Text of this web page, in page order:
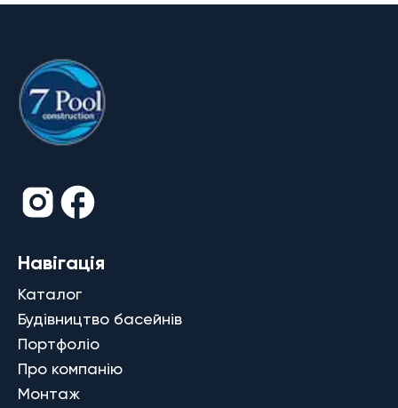
Навігація
Каталог
Будівництво басейнів
Портфоліо
Про компанію
Монтаж